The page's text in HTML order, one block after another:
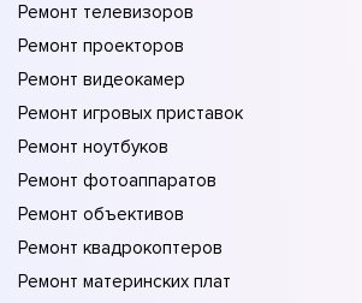
Ремонт телевизоров
Ремонт проекторов
Ремонт видеокамер
Ремонт игровых приставок
Ремонт ноутбуков
Ремонт фотоаппаратов
Ремонт объективов
Ремонт квадрокоптеров
Ремонт материнских плат